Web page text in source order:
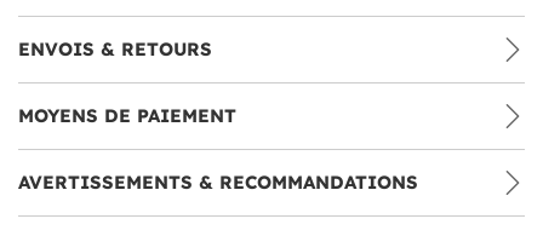
ENVOIS & RETOURS
MOYENS DE PAIEMENT
AVERTISSEMENTS & RECOMMANDATIONS